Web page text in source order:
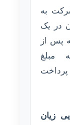
به
تومان در یک
پس از
مبلغ
پرداخت
زیان